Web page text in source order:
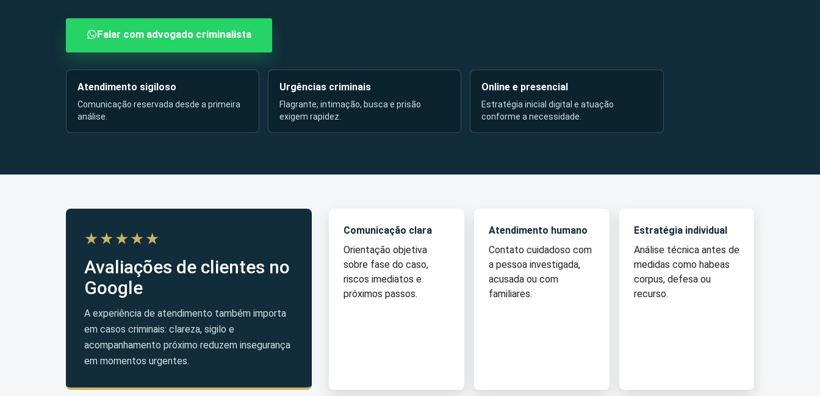
Falar com advogado criminalista
Atendimento sigiloso
Comunicação reservada desde a primeira
análise.
Urgências criminais
Flagrante, intimação, busca e prisão
exigem rapidez.
Online e presencial
Estratégia inicial digital e atuação
conforme a necessidade.
★★★★★
Avaliações de clientes no
Google
A experiência de atendimento também importa
em casos criminais: clareza, sigilo e
acompanhamento próximo reduzem insegurança
em momentos urgentes.
Comunicação clara
Orientação objetiva
sobre fase do caso,
riscos imediatos e
próximos passos.
Atendimento humano
Contato cuidadoso com
a pessoa investigada,
acusada ou com
familiares.
Estratégia individual
Análise técnica antes de
medidas como habeas
corpus, defesa ou
recurso.